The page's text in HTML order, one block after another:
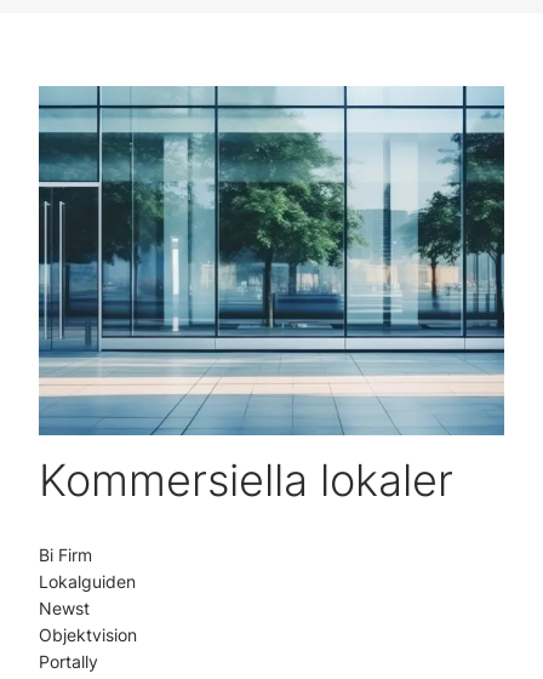
Kommersiella lokaler
Bi Firm
Lokalguiden
Newst
Objektvision
Portally